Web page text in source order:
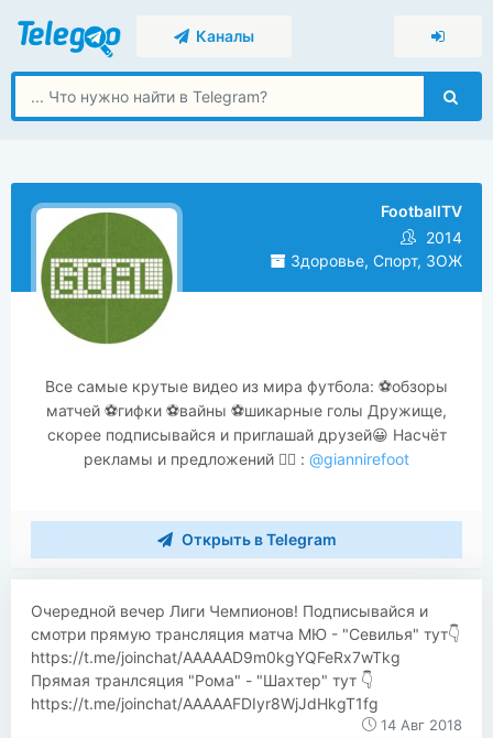
Каналы
FootballTV
2014
Здоровье, Спорт, ЗОЖ
Все самые крутые видео из мира футбола: ⚽️обзоры
матчей ⚽️гифки ⚽️вайны ⚽️шикарные голы Дружище,
скорее подписывайся и приглашай друзей😀 Насчёт
рекламы и предложений 👉🏼 : @giannirefoot
Открыть в Telegram
​​Очередной вечер Лиги Чемпионов! Подписывайся и
смотри прямую трансляция матча МЮ - "Севилья" тут👇
https://t.me/joinchat/AAAAAD9m0kgYQFeRx7wTkg
Прямая транлсяция "Рома" - "Шахтер" тут 👇
https://t.me/joinchat/AAAAAFDIyr8WjJdHkgT1fg
14 Авг 2018